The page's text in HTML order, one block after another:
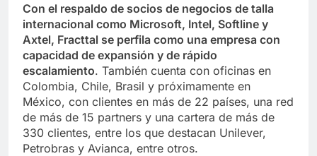
Con el respaldo de socios de negocios de talla
internacional como Microsoft, Intel, Softline y
Axtel, Fracttal se perfila como una empresa con
capacidad de expansión y de rápido
escalamiento. También cuenta con oficinas en
Colombia, Chile, Brasil y próximamente en
México, con clientes en más de 22 países, una red
de más de 15 partners y una cartera de más de
330 clientes, entre los que destacan Unilever,
Petrobras y Avianca, entre otros.